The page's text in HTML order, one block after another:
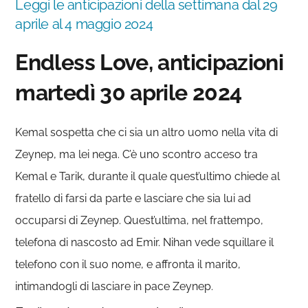
Leggi le anticipazioni della settimana dal 29
aprile al 4 maggio 2024
Endless Love, anticipazioni
martedì 30 aprile 2024
Kemal sospetta che ci sia un altro uomo nella vita di
Zeynep, ma lei nega. C’è uno scontro acceso tra
Kemal e Tarik, durante il quale quest’ultimo chiede al
fratello di farsi da parte e lasciare che sia lui ad
occuparsi di Zeynep. Quest’ultima, nel frattempo,
telefona di nascosto ad Emir. Nihan vede squillare il
telefono con il suo nome, e affronta il marito,
intimandogli di lasciare in pace Zeynep.